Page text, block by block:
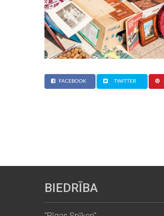
FACEBOOK TWITTER
BIEDRĪBA